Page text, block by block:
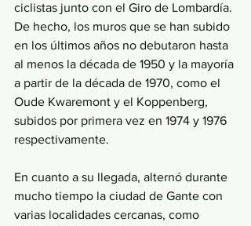
ciclistas junto con el Giro de Lombardía.
De hecho, los muros que se han subido
en los últimos años no debutaron hasta
al menos la década de 1950 y la mayoría
a partir de la década de 1970, como el
Oude Kwaremont y el Koppenberg,
subidos por primera vez en 1974 y 1976
respectivamente.
En cuanto a su llegada, alternó durante
mucho tiempo la ciudad de Gante con
varias localidades cercanas, como